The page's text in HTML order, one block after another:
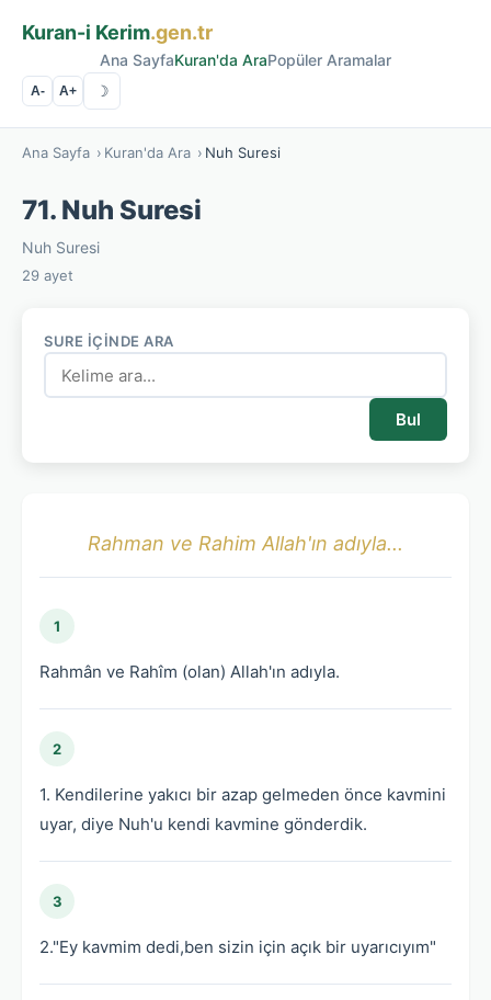
Kuran-i Kerim.gen.tr
Ana SayfaKuran'da AraPopüler Aramalar
A- A+ ☽
Ana Sayfa › Kuran'da Ara › Nuh Suresi
71. Nuh Suresi
Nuh Suresi
29 ayet
SURE İÇINDE ARA
Bul
Rahman ve Rahim Allah'ın adıyla...
1
Rahmân ve Rahîm (olan) Allah'ın adıyla.
2
1. Kendilerine yakıcı bir azap gelmeden önce kavmini
uyar, diye Nuh'u kendi kavmine gönderdik.
3
2."Ey kavmim dedi,ben sizin için açık bir uyarıcıyım"